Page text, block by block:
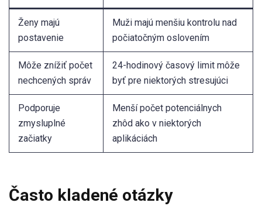
Ženy majú
postavenie
Muži majú menšiu kontrolu nad
počiatočným oslovením
Môže znížiť počet
nechcených správ
24-hodinový časový limit môže
byť pre niektorých stresujúci
Podporuje
zmysluplné
začiatky
Menší počet potenciálnych
zhôd ako v niektorých
aplikáciách
Často kladené otázky